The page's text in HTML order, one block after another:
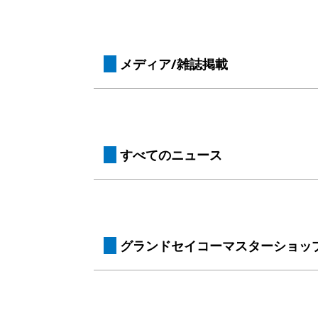
メディア/雑誌掲載
すべてのニュース
グランドセイコーマスターショッ